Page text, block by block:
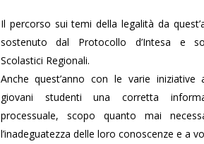
Il percorso sui temi della legalità da
sostenuto dal Protocollo d’Intesa e
Scolastici Regionali.
Anche quest’anno con le varie
giovani studenti una corretta
processuale, scopo quanto mai
l’inadeguatezza delle loro conoscenze e a